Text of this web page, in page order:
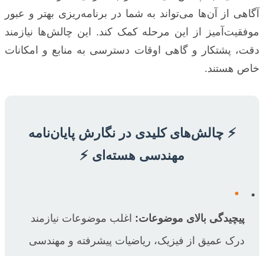
آگاهی از آن‌ها می‌تواند به شما در برنامه‌ریزی بهتر و عبور
موفقیت‌آمیز از این مرحله کمک کند. این چالش‌ها نیازمند
دقت، پشتکار و گاهی اوقات دسترسی به منابع و امکانات
خاص هستند.
⚡ چالش‌های کلیدی در نگارش پایان‌نامه
مهندسی هسته‌ای ⚡
•
پیچیدگی بالای موضوعات: اغلب موضوعات نیازمند
درک عمیق از فیزیک، ریاضیات پیشرفته و مهندسی